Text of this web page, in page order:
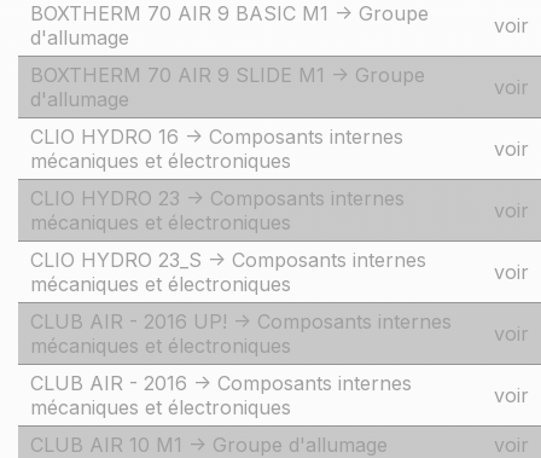
BOXTHERM 70 AIR 9 BASIC M1 -> Groupe
d'allumage
voir
BOXTHERM 70 AIR 9 SLIDE M1 -> Groupe
d'allumage
voir
CLIO HYDRO 16 -> Composants internes
mécaniques et électroniques
voir
CLIO HYDRO 23 -> Composants internes
mécaniques et électroniques
voir
CLIO HYDRO 23_S -> Composants internes
mécaniques et électroniques
voir
CLUB AIR - 2016 UP! -> Composants internes
mécaniques et électroniques
voir
CLUB AIR - 2016 -> Composants internes
mécaniques et électroniques
voir
CLUB AIR 10 M1 -> Groupe d'allumage
voir